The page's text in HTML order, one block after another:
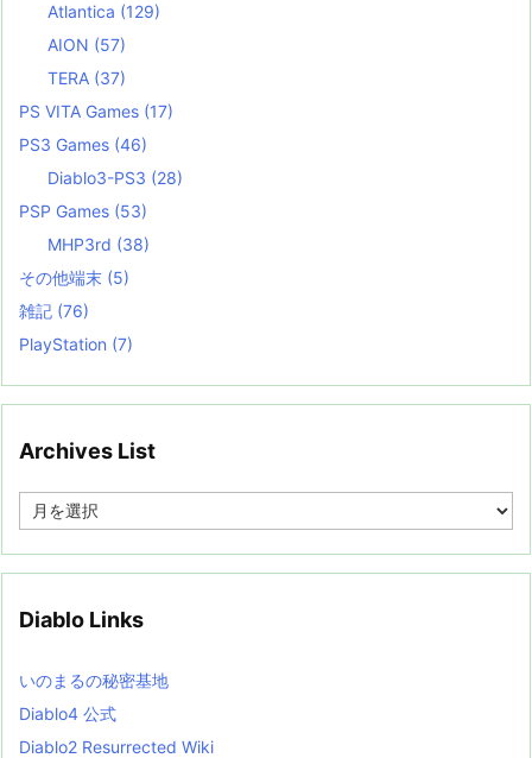
Atlantica (129)
AION (57)
TERA (37)
PS VITA Games (17)
PS3 Games (46)
Diablo3-PS3 (28)
PSP Games (53)
MHP3rd (38)
その他端末 (5)
雑記 (76)
PlayStation (7)
Archives List
e
i
s
t
Diablo Links
いのまるの秘密基地
Diablo4 公式
Diablo2 Resurrected Wiki